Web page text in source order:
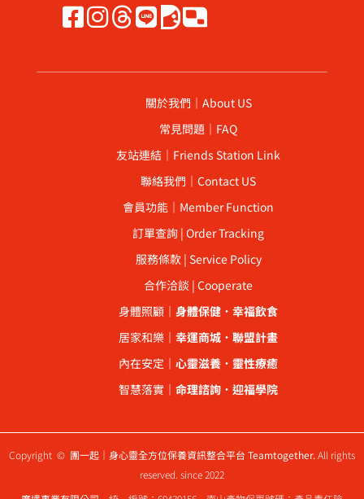
關於我們｜About US
常見問題｜FAQ
友站連結｜Friends Station Link
聯絡我們｜Contact US
會員功能｜Member Function
訂單查詢 | Order Tracking
服務條款 | Service Policy
合作洽談 | Cooperate
身體照顧｜ 身體保健 ． 幸福飲食
居家和樂｜ 幸運商城 ． 聯盟計畫
內在安定｜ 心靈滋養 ． 靈性療癒
智慧落實｜ 命理諮詢 ． 迎福學院
Copyright © 團一起｜身心靈全方位保養資訊整合平台 Teamtogether. All rights
reserved. since 2022